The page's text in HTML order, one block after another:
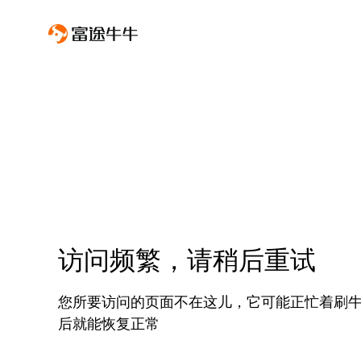
访问频繁，请稍后重试
您所要访问的页面不在这儿，它可能正忙着刷
后就能恢复正常